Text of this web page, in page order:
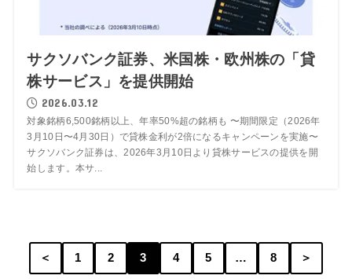
サクソバンク証券、米国株・欧州株の「貸
株サービス」を提供開始
2026.03.12
対象銘柄6,500銘柄以上、年率50%超の銘柄も 〜期間限定（2026年
3月10日〜4月30日）で貸株金利が2倍になるキャンペーンを実施〜
サクソバンク証券は、2026年3月10日より貸株サービスの提供を開
始します。本サ...
＜ 1 2 3 4 5 … 8 ＞